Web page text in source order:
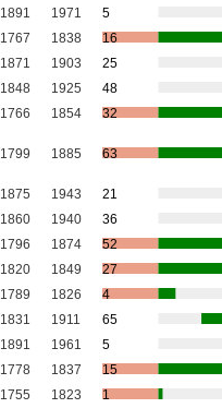
1891 1971
5
1767 1838
16
1871 1903
25
1848 1925
48
1766 1854 32
1799 1885 63
1875 1943
21
1860 1940
36
1796 1874
52
1820 1849
27
1789 1826
4
1831 1911
65
1891 1961
5
1778 1837
15
1755 1823
1